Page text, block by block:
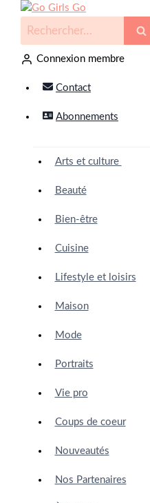
Connexion membre
Contact
Abonnements
Arts et culture
Beauté
Bien-être
Cuisine
Lifestyle et loisirs
Maison
Mode
Portraits
Vie pro
Coups de coeur
Nouveautés
Nos Partenaires